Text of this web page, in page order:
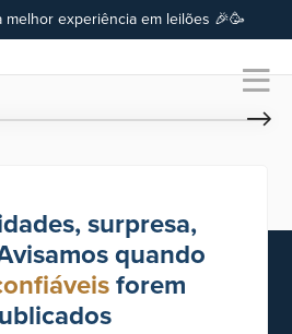
melhor experiência em leilões 🎉🥳
surpresa,
quando
forem